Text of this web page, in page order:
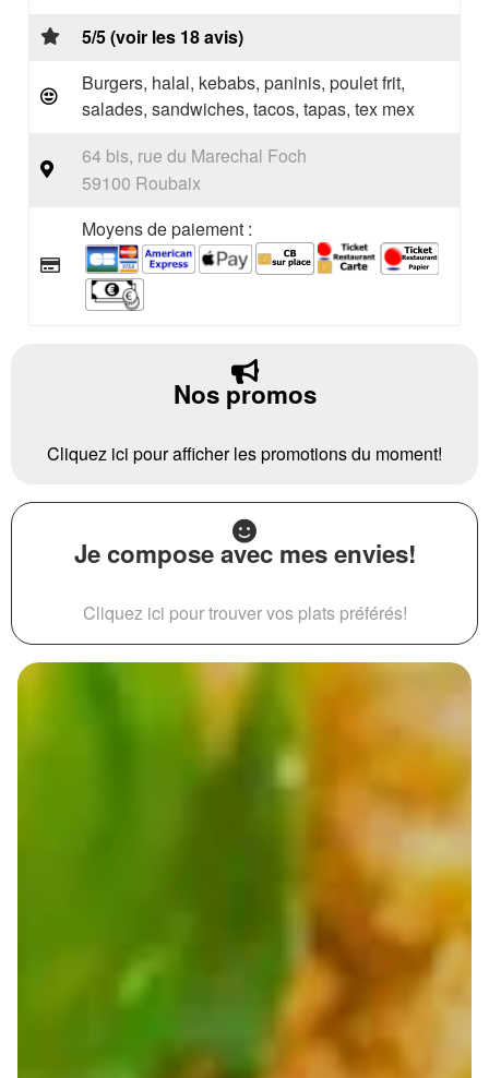
5/5 (voir les 18 avis)
Burgers, halal, kebabs, paninis, poulet frit,
salades, sandwiches, tacos, tapas, tex mex
64 bis, rue du Marechal Foch
59100 Roubaix
Moyens de paiement :
Nos promos
Cliquez ici pour afficher les promotions du moment!
Je compose avec mes envies!
Cliquez ici pour trouver vos plats préférés!